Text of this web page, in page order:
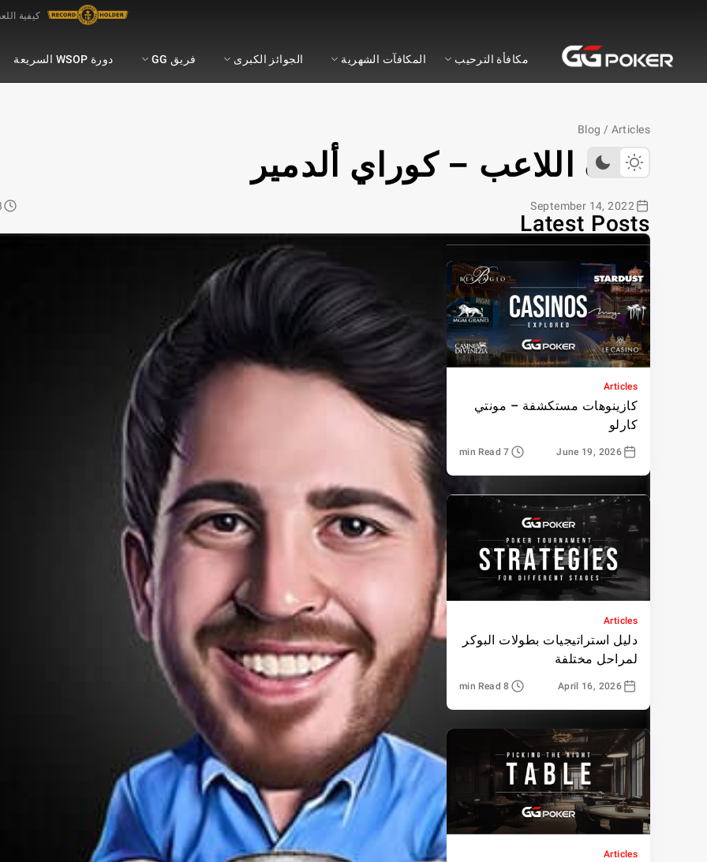
كيفية
مكافأة الترحيب المكافآت الشهرية الجوائز الكبرى فريق GG دورة WSOP السريعة
Blog / Articles
ملف اللاعب – كوراي ألدمير
September 14, 2022
Latest Posts
Articles
كازينوهات مستكشفة – مونتي
كارلو
June 19, 2026
7 min Read
Articles
دليل استراتيجيات بطولات البوكر
لمراحل مختلفة
April 16, 2026
8 min Read
Articles